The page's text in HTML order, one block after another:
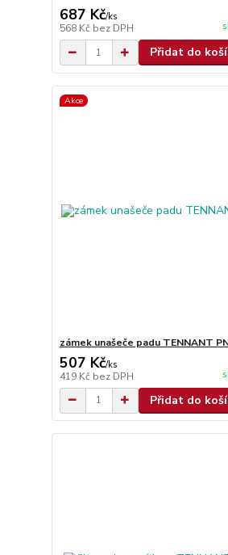
687 Kč/ks
568 Kč bez DPH
Přidat do
Akce
zámek unašeče padu TENNANT
507 Kč/ks
419 Kč bez DPH
Přidat do